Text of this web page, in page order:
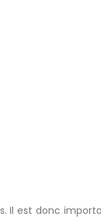
Il est donc